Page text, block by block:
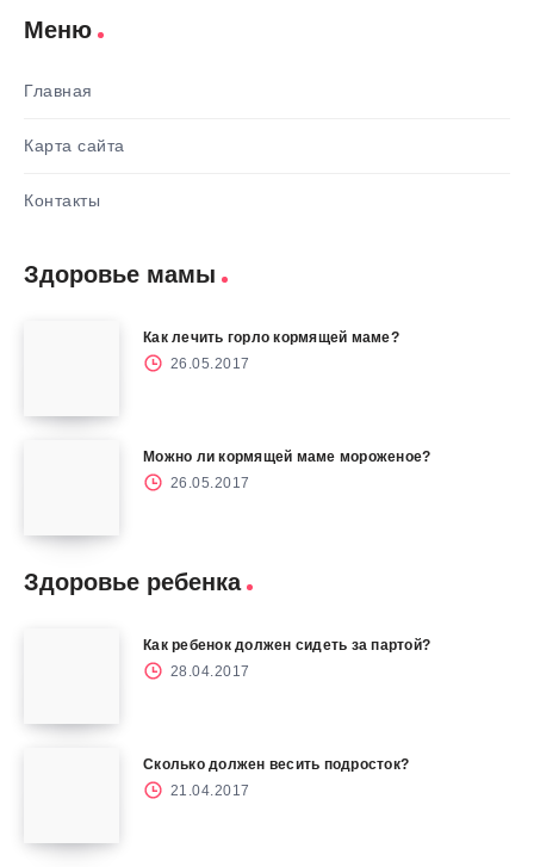
Меню
Главная
Карта сайта
Контакты
Здоровье мамы
Как лечить горло кормящей маме?
26.05.2017
Можно ли кормящей маме мороженое?
26.05.2017
Здоровье ребенка
Как ребенок должен сидеть за партой?
28.04.2017
Сколько должен весить подросток?
21.04.2017